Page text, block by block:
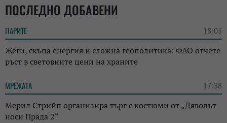
ПОСЛЕДНО ДОБАВЕНИ
ПАРИТЕ 18:05
Жеги, скъпа енергия и сложна геополитика: ФАО отчете
ръст в световните цени на храните
МРЕЖАТА 17:38
Мерил Стрийп организира търг с костюми от „Дяволът
носи Прада 2“